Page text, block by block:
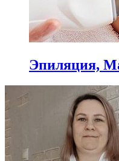
Эпиляция,